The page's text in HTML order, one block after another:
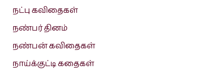
நட்பு கவிதைகள்
நண்பர் தினம்
நண்பன் கவிதைகள்
நாய்க்குட்டி கதைகள்